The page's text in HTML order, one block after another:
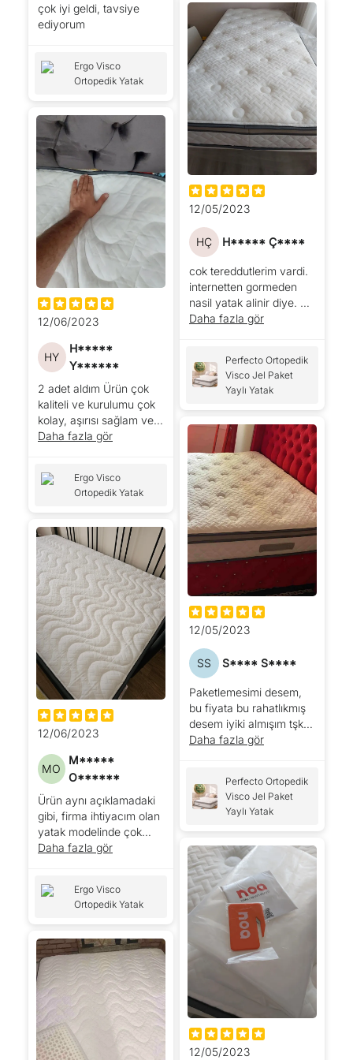
için işe geç kalıyorum :D
bu gerçek bu arada..
çok iyi geldi, tavsiye
ediyorum
Ergo Visco
Ortopedik Yatak
12/06/2023
HY
H*****
Y******
2 adet aldım Ürün çok
kaliteli ve kurulumu çok
kolay, aşırısı sağlam ve
kesinlikle ses gelmez.
Daha fazla gör
Ergo Visco
Ortopedik Yatak
12/06/2023
MO
M*****
O******
Ürün aynı açıklamadaki
gibi, firma ihtiyacım olan
yatak modelinde çok
yardımcı oldu ve
Daha fazla gör
Ergo Visco
Ortopedik Yatak
12/05/2023
HÇ H***** Ç****
cok tereddutlerim vardi.
internetten gormeden
nasil yatak alinir diye. bi
cesaret aldim. su an icin
sekilde yatak geldi. o
kutudan kocaman yatak
cikacagina ihtimal
vermedim. dun actim
sonuc resimde. 25 cm
kadar oldu. horoz lojistik
getirdi. asansorsuz
4.katta oturuyorum.
kapima kadar cikardilar
sagolsunlar. kizim icin
aldim yatagi. bir sure
kullandiktan sonra yine
yorumumu guncellerim.
Daha fazla gör
Perfecto Ortopedik
Visco Jel Paket
Yaylı Yatak
12/05/2023
SS S**** S****
Paketlemesimi desem,
bu fiyata bu rahatlıkmış
desem iyiki almışım tşk
noa yatak
Daha fazla gör
Perfecto Ortopedik
Visco Jel Paket
Yaylı Yatak
12/05/2023